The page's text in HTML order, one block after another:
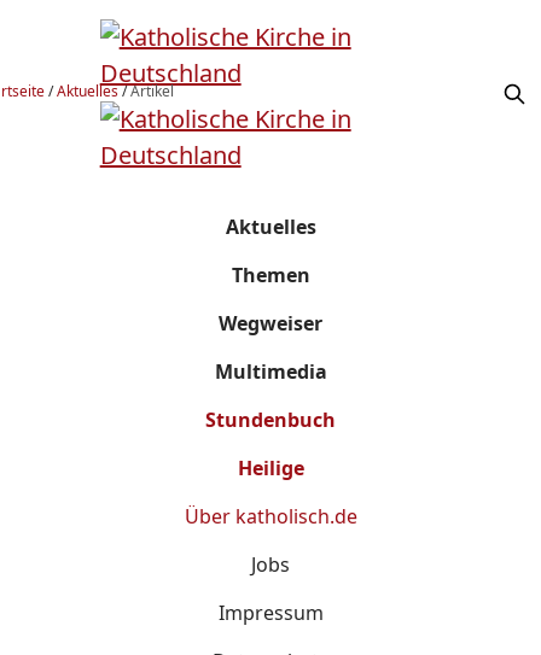
/Aktuelles/Artikel
Aktuelles
Themen
Wegweiser
Multimedia
Stundenbuch
Heilige
Über katholisch.de
Jobs
Impressum